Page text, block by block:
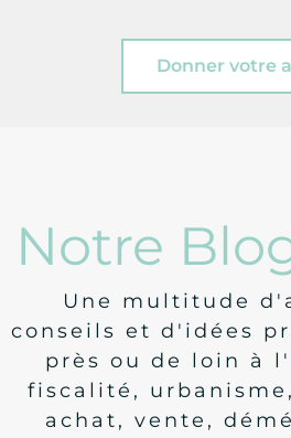
Donner votre
Notre
Une multitude
conseils et d'idées
près ou de loin à
fiscalité,
achat, vente,